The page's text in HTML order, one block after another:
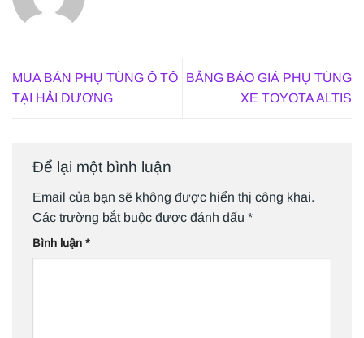
MUA BÁN PHỤ TÙNG Ô TÔ
TẠI HẢI DƯƠNG
BẢNG BÁO GIÁ PHỤ TÙNG
XE TOYOTA ALTIS
Để lại một bình luận
Email của bạn sẽ không được hiển thị công khai.
Các trường bắt buộc được đánh dấu *
Bình luận *